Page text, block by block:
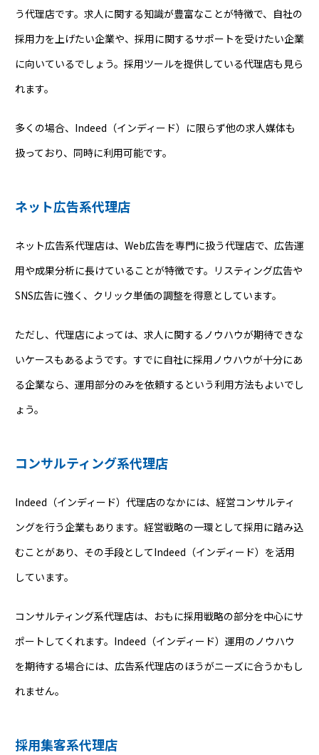
う代理店です。求人に関する知識が豊富なことが特徴で、自社の
採用力を上げたい企業や、採用に関するサポートを受けたい企業
に向いているでしょう。採用ツールを提供している代理店も見ら
れます。
多くの場合、Indeed（インディード）に限らず他の求人媒体も
扱っており、同時に利用可能です。
ネット広告系代理店
ネット広告系代理店は、Web広告を専門に扱う代理店で、広告運
用や成果分析に長けていることが特徴です。リスティング広告や
SNS広告に強く、クリック単価の調整を得意としています。
ただし、代理店によっては、求人に関するノウハウが期待できな
いケースもあるようです。すでに自社に採用ノウハウが十分にあ
る企業なら、運用部分のみを依頼するという利用方法もよいでし
ょう。
コンサルティング系代理店
Indeed（インディード）代理店のなかには、経営コンサルティ
ングを行う企業もあります。経営戦略の一環として採用に踏み込
むことがあり、その手段としてIndeed（インディード）を活用
しています。
コンサルティング系代理店は、おもに採用戦略の部分を中心にサ
ポートしてくれます。Indeed（インディード）運用のノウハウ
を期待する場合には、広告系代理店のほうがニーズに合うかもし
れません。
採用集客系代理店